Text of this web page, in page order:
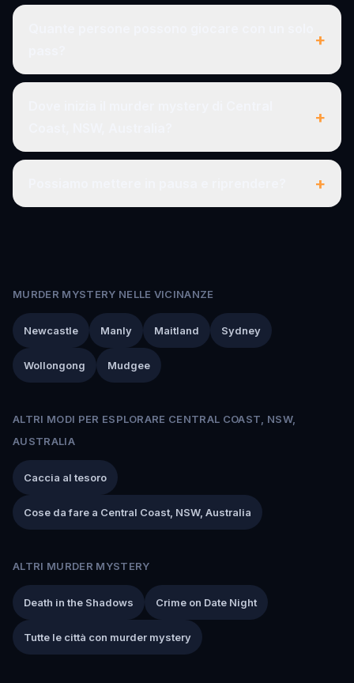
+
+
+
MURDER MYSTERY NELLE VICINANZE
Newcastle Manly Maitland Sydney
Wollongong Mudgee
ALTRI MODI PER ESPLORARE CENTRAL COAST, NSW,
AUSTRALIA
Caccia al tesoro
Cose da fare a Central Coast, NSW, Australia
ALTRI MURDER MYSTERY
Death in the Shadows Crime on Date Night
Tutte le città con murder mystery